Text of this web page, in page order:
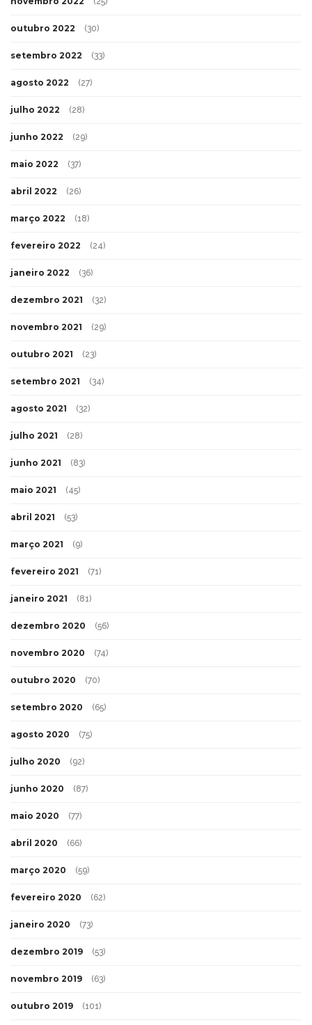
outubro 2022 (30)
setembro 2022 (33)
agosto 2022 (27)
julho 2022 (28)
junho 2022 (29)
maio 2022 (37)
abril 2022 (26)
março 2022 (18)
fevereiro 2022 (24)
janeiro 2022 (36)
dezembro 2021 (32)
novembro 2021 (29)
outubro 2021 (23)
setembro 2021 (34)
agosto 2021 (32)
julho 2021 (28)
junho 2021 (83)
maio 2021 (45)
abril 2021 (53)
março 2021 (9)
fevereiro 2021 (71)
janeiro 2021 (81)
dezembro 2020 (56)
novembro 2020 (74)
outubro 2020 (70)
setembro 2020 (65)
agosto 2020 (75)
julho 2020 (92)
junho 2020 (87)
maio 2020 (77)
abril 2020 (66)
março 2020 (59)
fevereiro 2020 (62)
janeiro 2020 (73)
dezembro 2019 (53)
novembro 2019 (63)
outubro 2019 (101)